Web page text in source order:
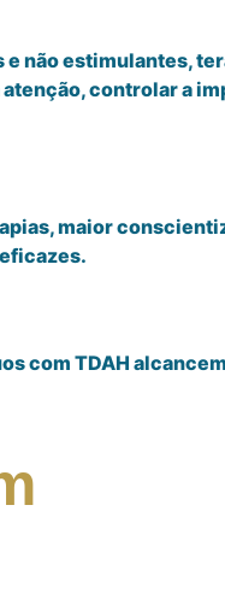
não estimulantes,
controlar a
maior
com TDAH